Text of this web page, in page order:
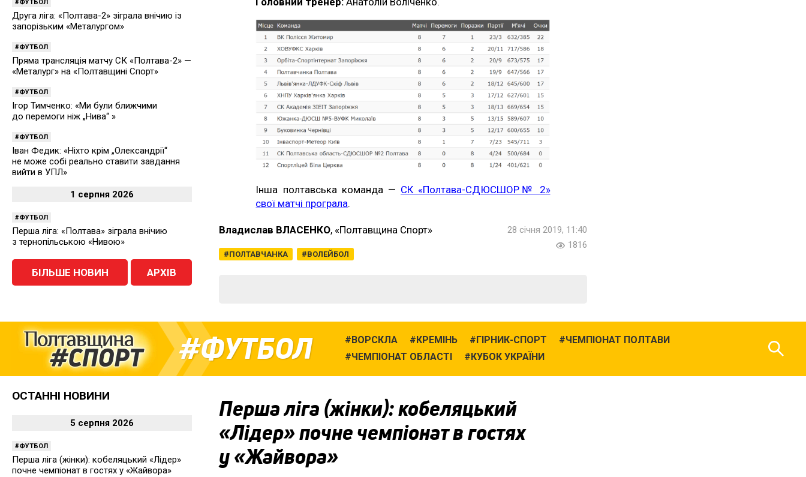
Інша полтавська команда — СК «Полтава-СДЮСШОР№ 2»
свої матчі програла.
Владислав ВЛАСЕНКО, «Полтавщина Спорт»
ПОЛТАВЧАНКА ВОЛЕЙБОЛ
28 січня 2019, 11:40
1816
ФУТБОЛ
Друга ліга: «Полтава-2» зіграла внічию із
запорізьким «Металургом»
ФУТБОЛ
Пряма трансляція матчу СК «Полтава-2» —
«Металург» на «Полтавщині Спорт»
ФУТБОЛ
Ігор Тимченко: «Ми були ближчими
до перемоги ніж „Нива“ »
ФУТБОЛ
Іван Федик: «Ніхто крім „Олександрії“
не може собі реально ставити завдання
вийти в УПЛ»
1 серпня 2026
ФУТБОЛ
Перша ліга: «Полтава» зіграла внічию
з тернопільською «Нивою»
БІЛЬШЕ НОВИН АРХІВ
ФУТБОЛ ВОРСКЛА КРЕМІНЬ ГІРНИК-СПОРТ
ЧЕМПІОНАТ ПОЛТАВИ
ЧЕМПІОНАТ ОБЛАСТІ
КУБОК УКРАЇНИ
Перша ліга (жінки): кобеляцький
«Лідер» почне чемпіонат в гостях
у «Жайвора»
ОСТАННІ НОВИНИ
5 серпня 2026
ФУТБОЛ
Перша ліга (жінки): кобеляцький «Лідер»
почне чемпіонат в гостях у «Жайвора»